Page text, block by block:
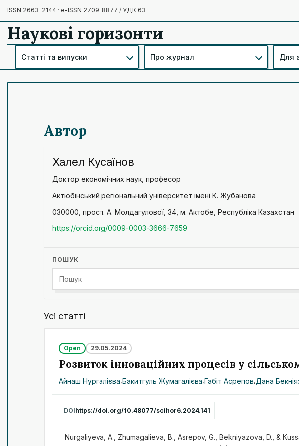
ISSN 2663-2144 · e-ISSN 2709-8877 / УДК 63
Наукові горизонти
Статті та випуски Про журнал Для
Автор
Халел Кусаїнов
Доктор економічних наук, професор
Актюбінський регіональний університет імені К. Жубанова
030000, просп. А. Молдагулової, 34, м. Актобе, Республіка Казахстан
https://orcid.org/0009-0003-3666-7659
ПОШУК
Усі статті
Open 29.05.2024
Розвиток інноваційних процесів у
Айнаш Нургалієва,Бакитгуль Жумагалієва,Габіт Асрепов,Дана
DOIhttps://doi.org/10.48077/scihor6.2024.141
Nurgaliyeva, A., Zhumagalieva, B., Asrepov, G., Bekniyazova, D., &